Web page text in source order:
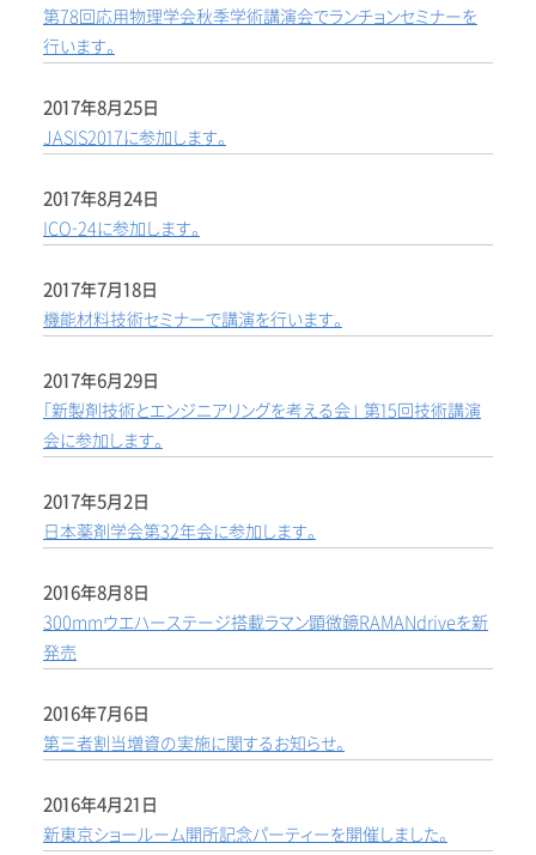
第78回応用物理学会秋季学術講演会でランチョンセミナーを
行います。
2017年8月25日
JASIS2017に参加します。
2017年8月24日
ICO-24に参加します。
2017年7月18日
機能材料技術セミナーで講演を行います。
2017年6月29日
「新製剤技術とエンジニアリングを考える会」 第15回技術講演
会に参加します。
2017年5月2日
日本薬剤学会第32年会に参加します。
2016年8月8日
300mmウエハーステージ搭載ラマン顕微鏡RAMANdriveを新
発売
2016年7月6日
第三者割当増資の実施に関するお知らせ。
2016年4月21日
新東京ショールーム開所記念パーティーを開催しました。